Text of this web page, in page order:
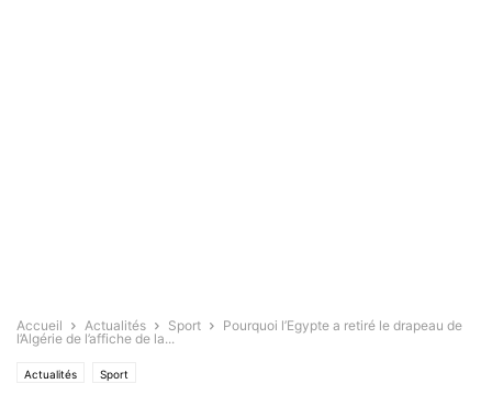
Accueil Actualités Sport
Pourquoi l’Egypte a retiré le drapeau de
l’Algérie de l’affiche de la...
Actualités Sport